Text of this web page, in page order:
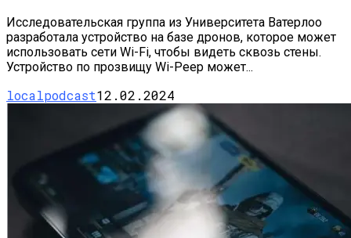
Исследовательская группа из Университета Ватерлоо
разработала устройство на базе дронов, которое может
использовать сети Wi-Fi, чтобы видеть сквозь стены.
Устройство по прозвищу Wi-Peep может...
localpodcast12.02.2024